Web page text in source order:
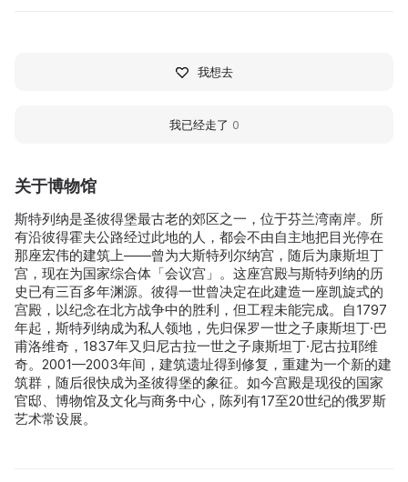
关于博物馆
斯特列纳是圣彼得堡最古老的郊区之一，位于芬兰湾南岸。所
有沿彼得霍夫公路经过此地的人，都会不由自主地把目光停在
那座宏伟的建筑上——曾为大斯特列尔纳宫，随后为康斯坦丁
宫，现在为国家综合体「会议宫」。这座宫殿与斯特列纳的历
史已有三百多年渊源。彼得一世曾决定在此建造一座凯旋式的
宫殿，以纪念在北方战争中的胜利，但工程未能完成。自1797
年起，斯特列纳成为私人领地，先归保罗一世之子康斯坦丁·巴
甫洛维奇，1837年又归尼古拉一世之子康斯坦丁·尼古拉耶维
奇。2001—2003年间，建筑遗址得到修复，重建为一个新的建
筑群，随后很快成为圣彼得堡的象征。如今宫殿是现役的国家
官邸、博物馆及文化与商务中心，陈列有17至20世纪的俄罗斯
艺术常设展。
我想去
我已经走了 0